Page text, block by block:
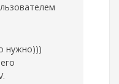
нужно)))